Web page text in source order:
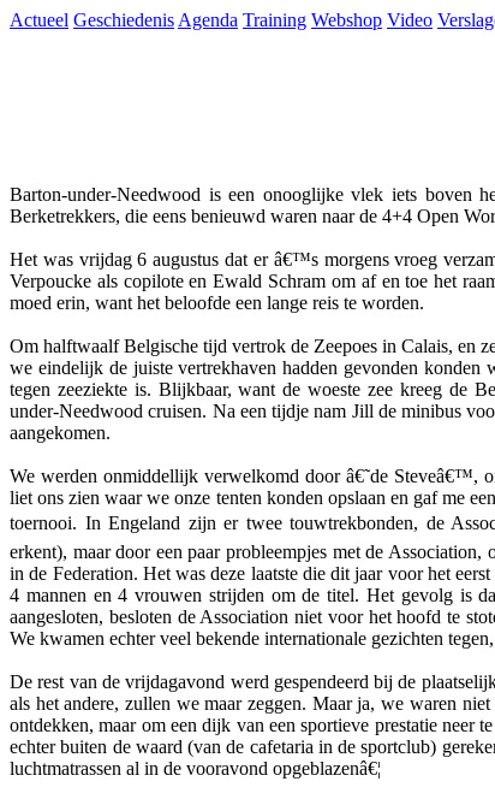
Actueel Geschiedenis Agenda Training Webshop Video
Barton-under-Needwood is een onooglijke vlek iets boven
Berketrekkers, die eens benieuwd waren naar de 4+4 Open
Het was vrijdag 6 augustus dat er â€™s morgens vroeg
Verpoucke als copilote en Ewald Schram om af en toe het
moed erin, want het beloofde een lange reis te worden.
Om halftwaalf Belgische tijd vertrok de Zeepoes in Calais, en
we eindelijk de juiste vertrekhaven hadden gevonden
tegen zeeziekte is. Blijkbaar, want de woeste zee kreeg de
under-Needwood cruisen. Na een tijdje nam Jill de minibus
aangekomen.
We werden onmiddellijk verwelkomd door â€˜de Steveâ€™,
liet ons zien waar we onze tenten konden opslaan en gaf me
toernooi. In Engeland zijn er twee touwtrekbonden, de
erkent), maar door een paar probleempjes met de
in de Federation. Het was deze laatste die dit jaar voor het
4 mannen en 4 vrouwen strijden om de titel. Het gevolg is
aangesloten, besloten de Association niet voor het hoofd te
We kwamen echter veel bekende internationale gezichten
De rest van de vrijdagavond werd gespendeerd bij de
als het andere, zullen we maar zeggen. Maar ja, we waren
ontdekken, maar om een dijk van een sportieve prestatie neer
echter buiten de waard (van de cafetaria in de sportclub)
luchtmatrassen al in de vooravond opgeblazenâ€¦